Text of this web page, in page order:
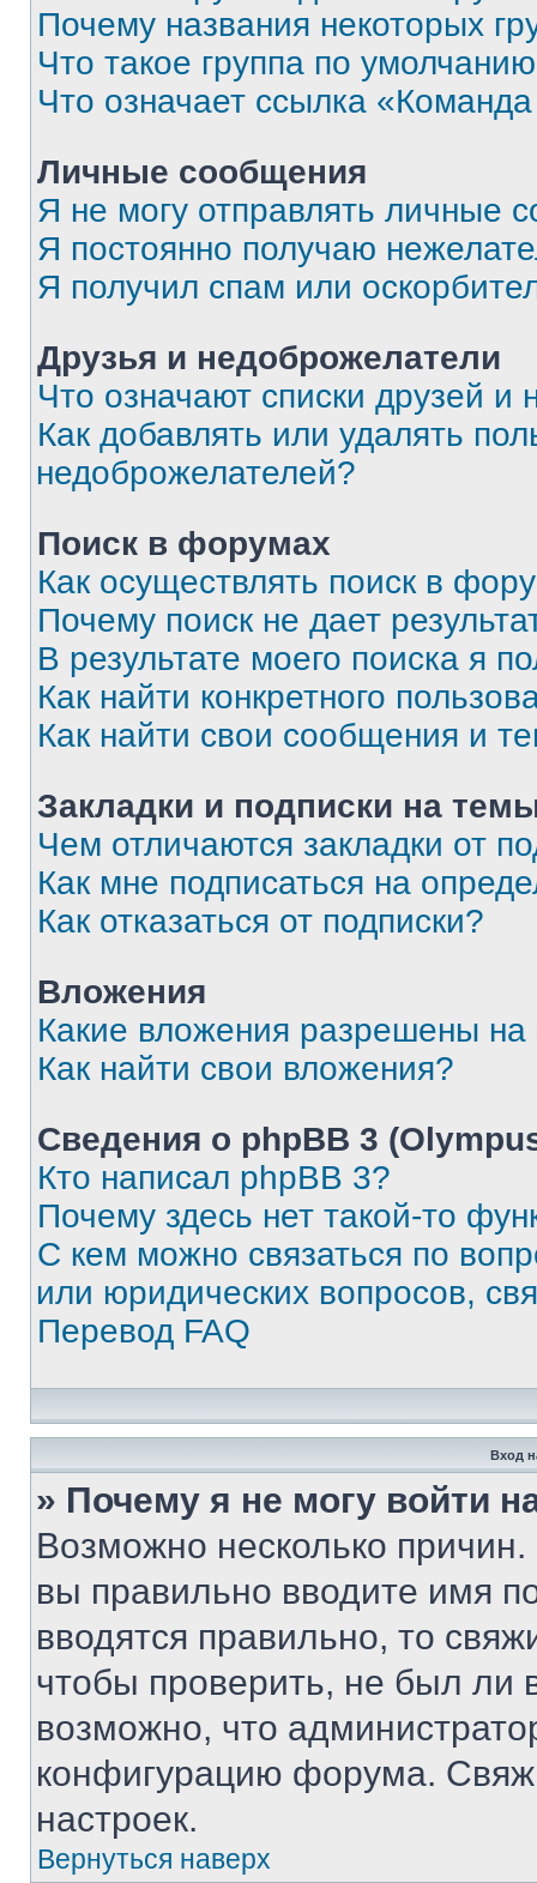
Почему названия некоторых
Что такое группа по
Что означает ссылка
Личные сообщения
Я не могу отправлять личные
Я постоянно получаю
Я получил спам или
Друзья и недоброжелатели
Что означают списки друзей и
Как добавлять или удалять
недоброжелателей?
Поиск в форумах
Как осуществлять поиск в
Почему поиск не дает
В результате моего поиска я
Как найти конкретного
Как найти свои сообщения и
Закладки и подписки на
Чем отличаются закладки от
Как мне подписаться на
Как отказаться от подписки?
Вложения
Какие вложения разрешены
Как найти свои вложения?
Сведения о phpBB 3
Кто написал phpBB 3?
Почему здесь нет такой-то
С кем можно связаться по
или юридических вопросов,
Перевод FAQ
Вход
» Почему я не могу войти
Возможно несколько
вы правильно вводите имя
вводятся правильно, то
чтобы проверить, не был ли
возможно, что
конфигурацию форума.
настроек.
Вернуться наверх